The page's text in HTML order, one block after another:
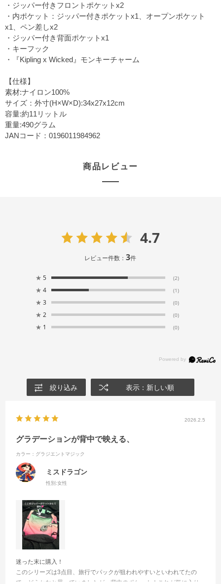
・ジッパー付きフロントポケットx2
・内ポケット：ジッパー付きポケットx1、オープンポケット
x1、ペン差しx2
・ジッパー付き背面ポケットx1
・キーフック
・『Kipling x Wicked』モンキーチャーム
【仕様】
素材:ナイロン100%
サイズ：外寸(H×W×D):34x27x12cm
容量:約11リットル
重量:490グラム
JANコード：0196011984962
商品レビュー
4.7
レビュー件数：3件
★ 5 (2)
★ 4 (1)
★ 3 (0)
★ 2 (0)
★ 1 (0)
絞り込み 表示：新しい順
2026.2.5
グラデーションが背中で映える、
カラー：グラジエントマジック
ミスドラゴン
性別:女性
迷った末に購入！
このシリーズは3点目、旅行でパックが狙われやすいといわれてたの
で、どうかなと思っていましたが、背中のポケット！これが気に入り